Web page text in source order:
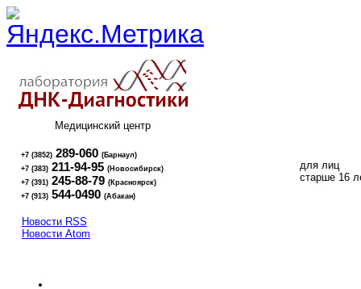
Медицинский центр
+7 (3852) 289-060 (Барнаул)
+7 (383) 211-94-95 (Новосибирск)
+7 (391) 245-88-79 (Красноярск)
+7 (913) 544-0490 (Абакан)
для лиц
старше 16
Новости RSS
Новости Atom